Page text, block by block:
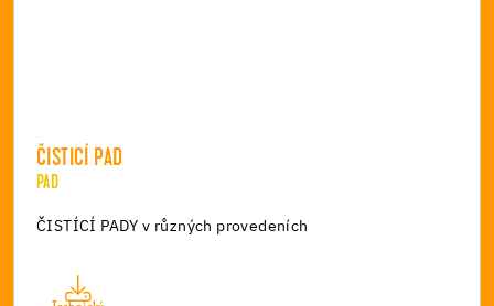
ČISTICÍ PAD
PAD
ČISTÍCÍ PADY v různých provedeních